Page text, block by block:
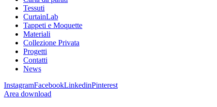
Tessuti
CurtainLab
Tappeti e Moquette
Materiali
Collezione Privata
Progetti
Contatti
News
InstagramFacebookLinkedinPinterest
Area download